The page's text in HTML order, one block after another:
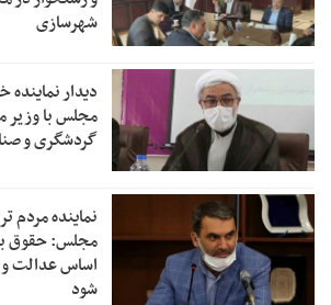
شهرسازی
دیدار
مجلس با وزیر
گردشگری و
نماینده مردم
مجلس: حقوق
اساس عدالت
شود